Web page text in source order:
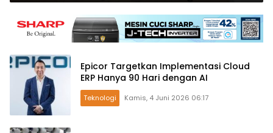
Epicor Targetkan Implementasi Cloud
ERP Hanya 90 Hari dengan AI
Teknologi Kamis, 4 Juni 2026 06:17